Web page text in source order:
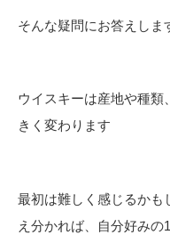
そんな疑問にお答えしま
ウイスキーは産地や種類
きく変わります
最初は難しく感じるかも
え分かれば、自分好みの